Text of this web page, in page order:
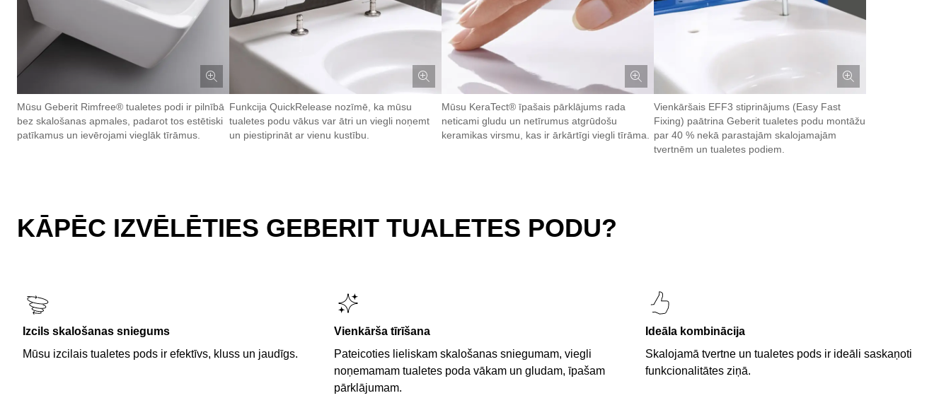
Mūsu Geberit Rimfree® tualetes podi ir pilnībā
bez skalošanas apmales, padarot tos estētiski
patīkamus un ievērojami vieglāk tīrāmus.
Funkcija QuickRelease nozīmē, ka mūsu
tualetes podu vākus var ātri un viegli noņemt
un piestiprināt ar vienu kustību.
Mūsu KeraTect® īpašais pārklājums rada
neticami gludu un netīrumus atgrūdošu
keramikas virsmu, kas ir ārkārtīgi viegli tīrāma.
Vienkāršais EFF3 stiprinājums (Easy Fast
Fixing) paātrina Geberit tualetes podu montāžu
par 40 % nekā parastajām skalojamajām
tvertnēm un tualetes podiem.
KĀPĒC IZVĒLĒTIES GEBERIT TUALETES PODU?
Izcils skalošanas sniegums
Mūsu izcilais tualetes pods ir efektīvs, kluss un jaudīgs.
Vienkārša tīrīšana
Pateicoties lieliskam skalošanas sniegumam, viegli
noņemamam tualetes poda vākam un gludam, īpašam
pārklājumam.
Ideāla kombinācija
Skalojamā tvertne un tualetes pods ir ideāli saskaņoti
funkcionalitātes ziņā.